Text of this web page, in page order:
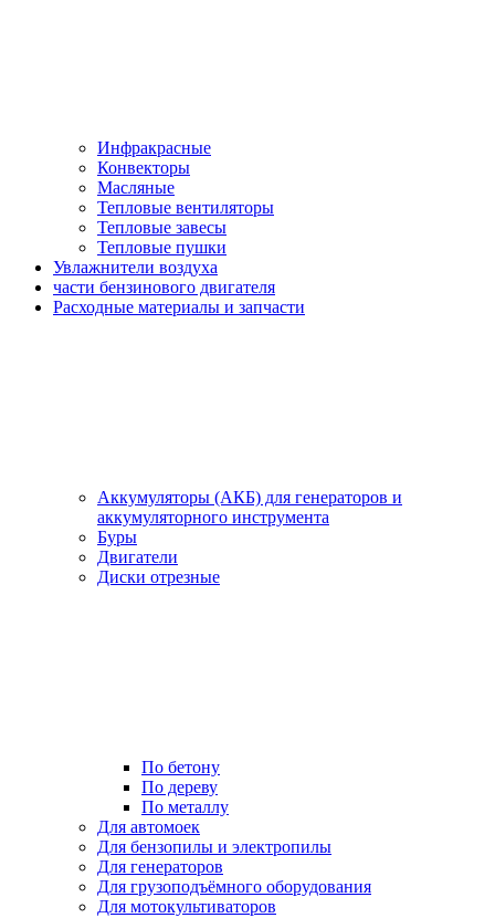
Инфракрасные
Конвекторы
Масляные
Тепловые вентиляторы
Тепловые завесы
Тепловые пушки
Увлажнители воздуха
части бензинового двигателя
Расходные материалы и запчасти
Аккумуляторы (АКБ) для генераторов и
аккумуляторного инструмента
Буры
Двигатели
Диски отрезные
По бетону
По дереву
По металлу
Для автомоек
Для бензопилы и электропилы
Для генераторов
Для грузоподъёмного оборудования
Для мотокультиваторов